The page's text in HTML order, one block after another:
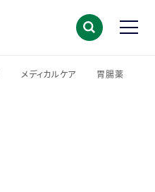
メディカルケア
胃腸薬